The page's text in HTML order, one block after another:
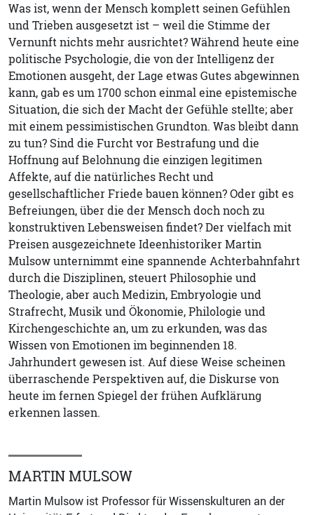
Was ist, wenn der Mensch komplett seinen Gefühlen
und Trieben ausgesetzt ist – weil die Stimme der
Vernunft nichts mehr ausrichtet? Während heute eine
politische Psychologie, die von der Intelligenz der
Emotionen ausgeht, der Lage etwas Gutes abgewinnen
kann, gab es um 1700 schon einmal eine epistemische
Situation, die sich der Macht der Gefühle stellte; aber
mit einem pessimistischen Grundton. Was bleibt dann
zu tun? Sind die Furcht vor Bestrafung und die
Hoffnung auf Belohnung die einzigen legitimen
Affekte, auf die natürliches Recht und
gesellschaftlicher Friede bauen können? Oder gibt es
Befreiungen, über die der Mensch doch noch zu
konstruktiven Lebensweisen findet? Der vielfach mit
Preisen ausgezeichnete Ideenhistoriker Martin
Mulsow unternimmt eine spannende Achterbahnfahrt
durch die Disziplinen, steuert Philosophie und
Theologie, aber auch Medizin, Embryologie und
Strafrecht, Musik und Ökonomie, Philologie und
Kirchengeschichte an, um zu erkunden, was das
Wissen von Emotionen im beginnenden 18.
Jahrhundert gewesen ist. Auf diese Weise scheinen
überraschende Perspektiven auf, die Diskurse von
heute im fernen Spiegel der frühen Aufklärung
erkennen lassen.
MARTIN MULSOW
Martin Mulsow ist Professor für Wissenskulturen an der